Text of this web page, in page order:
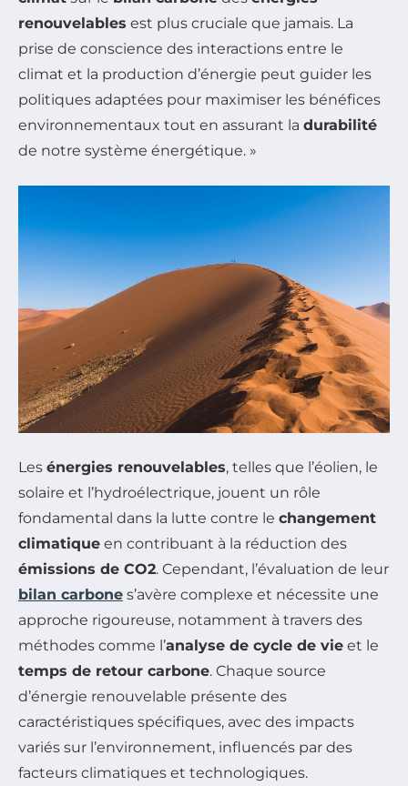
renouvelables est plus cruciale que jamais. La
prise de conscience des interactions entre le
climat et la production d’énergie peut guider les
politiques adaptées pour maximiser les bénéfices
environnementaux tout en assurant la durabilité
de notre système énergétique. »
Les énergies renouvelables, telles que l’éolien, le
solaire et l’hydroélectrique, jouent un rôle
fondamental dans la lutte contre le changement
climatique en contribuant à la réduction des
émissions de CO2. Cependant, l’évaluation de leur
bilan carbone s’avère complexe et nécessite une
approche rigoureuse, notamment à travers des
méthodes comme l’analyse de cycle de vie et le
temps de retour carbone. Chaque source
d’énergie renouvelable présente des
caractéristiques spécifiques, avec des impacts
variés sur l’environnement, influencés par des
facteurs climatiques et technologiques.